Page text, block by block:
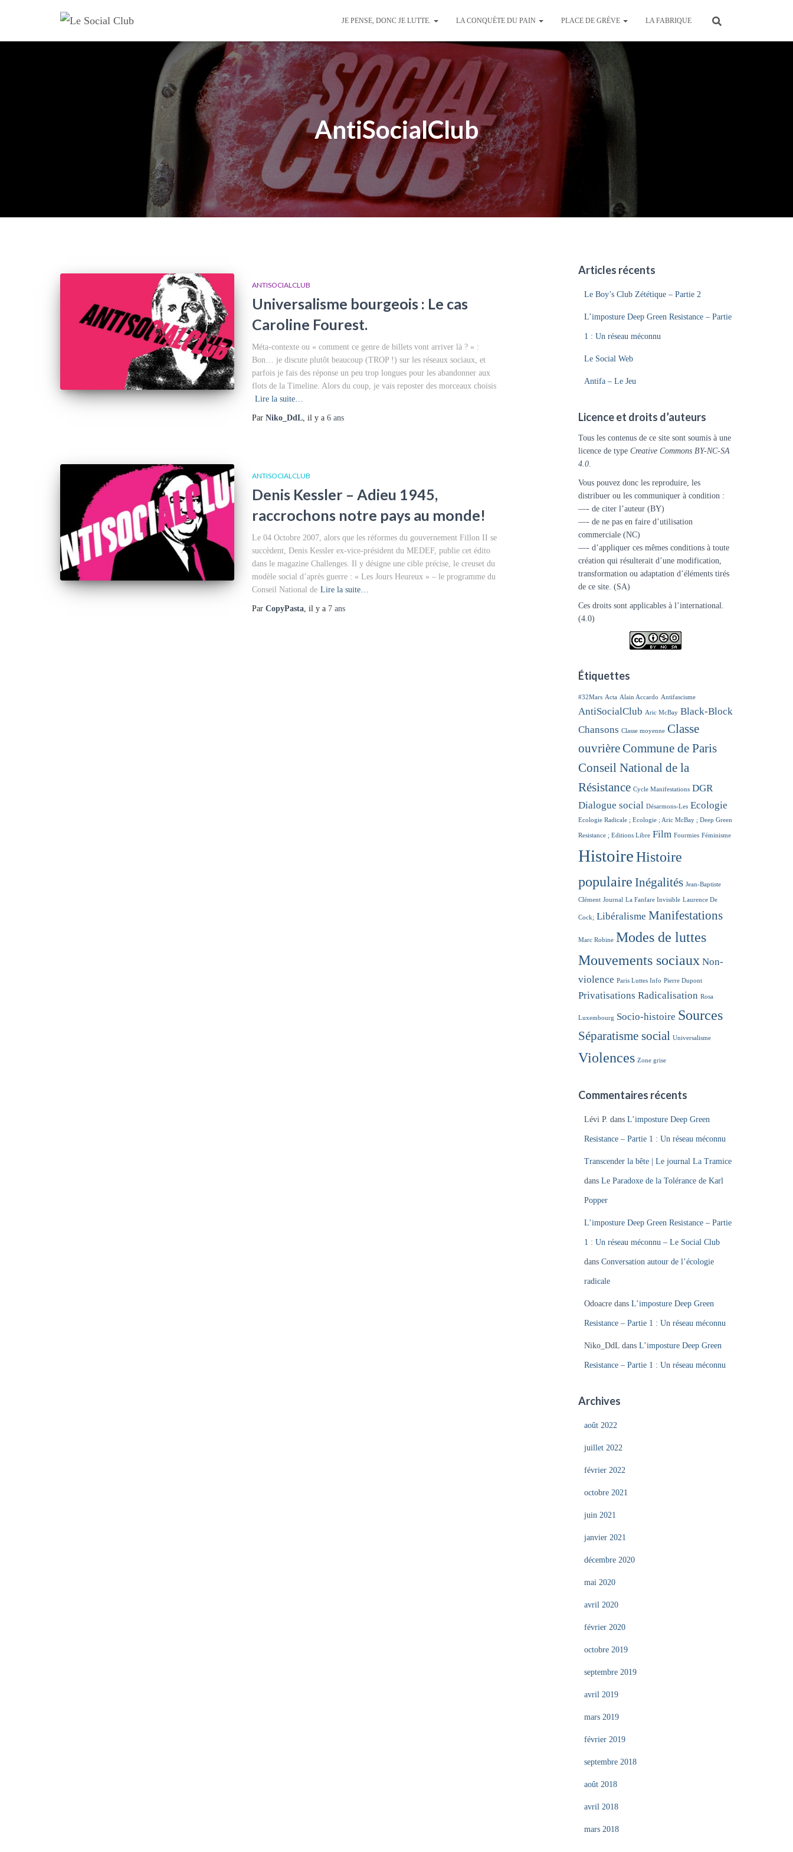
JE PENSE, DONC JE LUTTE. LA CONQUÈTE DU PAIN PLACE DE GRÈVE LA FABRIQUE
AntiSocialClub
ANTISOCIALCLUB
Universalisme bourgeois : Le cas
Caroline Fourest.
Méta-contexte ou « comment ce genre de billets vont arriver là ? » :
Bon… je discute plutôt beaucoup (TROP !) sur les réseaux sociaux, et
parfois je fais des réponse un peu trop longues pour les abandonner aux
flots de la Timeline. Alors du coup, je vais reposter des morceaux choisis
Lire la suite…
Par Niko_DdL, il y a 6 ans
ANTISOCIALCLUB
Denis Kessler – Adieu 1945,
raccrochons notre pays au monde!
Le 04 Octobre 2007, alors que les réformes du gouvernement Fillon II se
succèdent, Denis Kessler ex-vice-président du MEDEF, publie cet édito
dans le magazine Challenges. Il y désigne une cible précise, le creuset du
modèle social d’après guerre : « Les Jours Heureux » – le programme du
Conseil National de Lire la suite…
Par CopyPasta, il y a 7 ans
Articles récents
Le Boy’s Club Zététique – Partie 2
L’imposture Deep Green Resistance – Partie
1 : Un réseau méconnu
Le Social Web
Antifa – Le Jeu
Licence et droits d’auteurs
Tous les contenus de ce site sont soumis à une
licence de type Creative Commons BY-NC-SA
4.0.
Vous pouvez donc les reproduire, les
distribuer ou les communiquer à condition :
—- de citer l’auteur (BY)
—- de ne pas en faire d’utilisation
commerciale (NC)
—- d’appliquer ces mêmes conditions à toute
création qui résulterait d’une modification,
transformation ou adaptation d’éléments tirés
de ce site. (SA)
Ces droits sont applicables à l’international.
(4.0)
Étiquettes
#32Mars Acta Alain Accardo Antifascisme
AntiSocialClub Aric McBay Black-Block
Chansons Classe moyenne Classe
ouvrièreCommune de Paris
Conseil National de la
Résistance Cycle Manifestations DGR
Dialogue social Désarmons-Les Ecologie
Ecologie Radicale ; Ecologie ; Aric McBay ; Deep Green
Resistance ; Editions Libre Film Fourmies Féminisme
HistoireHistoire
populaire Inégalités Jean-Baptiste
Clément Journal La Fanfare Invisible Laurence De
Cock; Libéralisme Manifestations
Marc Robine Modes de luttes
Mouvements sociaux Non-
violence Paris Luttes Info Pierre Dupont
Privatisations Radicalisation Rosa
Luxembourg Socio-histoire Sources
Séparatisme social Universalisme
Violences Zone grise
Commentaires récents
Lévi P. dans L’imposture Deep Green
Resistance – Partie 1 : Un réseau méconnu
Transcender la bête | Le journal La Tramice
dans Le Paradoxe de la Tolérance de Karl
Popper
L’imposture Deep Green Resistance – Partie
1 : Un réseau méconnu – Le Social Club
dans Conversation autour de l’écologie
radicale
Odoacredans L’imposture Deep Green
Resistance – Partie 1 : Un réseau méconnu
Niko_DdLdans L’imposture Deep Green
Resistance – Partie 1 : Un réseau méconnu
Archives
août 2022
juillet 2022
février 2022
octobre 2021
juin 2021
janvier 2021
décembre 2020
mai 2020
avril 2020
février 2020
octobre 2019
septembre 2019
avril 2019
mars 2019
février 2019
septembre 2018
août 2018
avril 2018
mars 2018